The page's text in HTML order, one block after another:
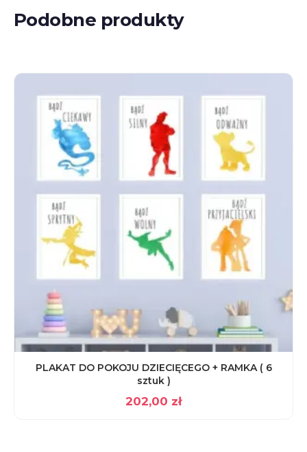
Podobne produkty
PLAKAT DO POKOJU DZIECIĘCEGO + RAMKA ( 6
sztuk )
202,00 zł